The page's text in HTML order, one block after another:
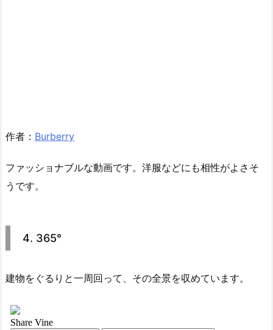
作者： Burberry
ファッショナブルな動画です。洋服などにも相性がよさそ
うです。
4. 365°
建物をぐるりと一周回って、その全景を収めています。